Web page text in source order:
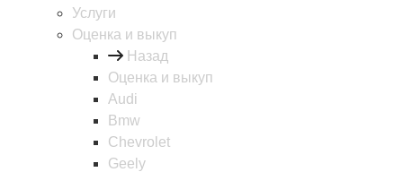
Услуги
Оценка и выкуп
Назад
Оценка и выкуп
Audi
Bmw
Chevrolet
Geely